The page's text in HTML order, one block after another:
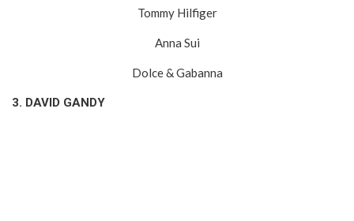
Tommy Hilfiger
Anna Sui
Dolce & Gabanna
3. DAVID GANDY